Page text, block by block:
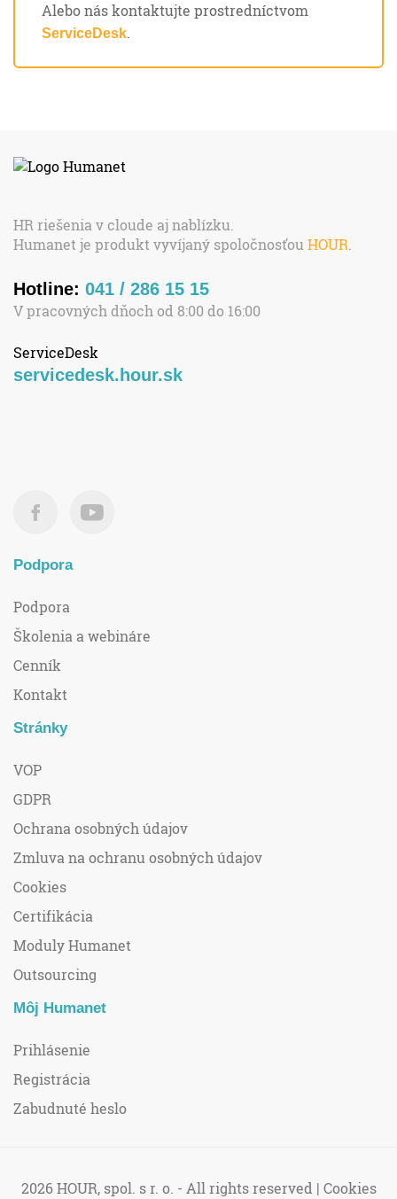
Alebo nás kontaktujte prostredníctvom
ServiceDesk.
HR riešenia v cloude aj nablízku.
Humanet je produkt vyvíjaný spoločnosťou HOUR.
Hotline: 041 / 286 15 15
V pracovných dňoch od 8:00 do 16:00
ServiceDesk
servicedesk.hour.sk
Podpora
Podpora
Školenia a webináre
Cenník
Kontakt
Stránky
VOP
GDPR
Ochrana osobných údajov
Zmluva na ochranu osobných údajov
Cookies
Certifikácia
Moduly Humanet
Outsourcing
Môj Humanet
Prihlásenie
Registrácia
Zabudnuté heslo
2026 HOUR, spol. s r. o. - All rights reserved | Cookies